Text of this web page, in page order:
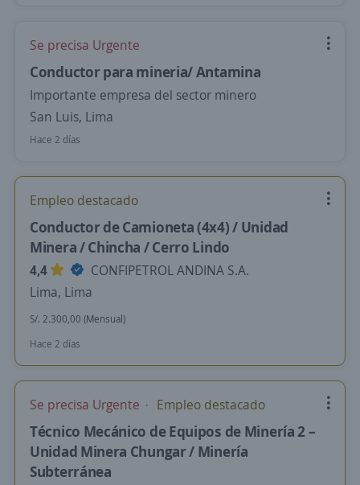
Se precisa Urgente
Conductor para mineria/ Antamina
Importante empresa del sector minero
San Luis, Lima
Hace 2 días
Empleo destacado
Conductor de Camioneta (4x4) / Unidad
Minera / Chincha / Cerro Lindo
4,4
CONFIPETROL ANDINA S.A.
Lima, Lima
S/. 2.300,00 (Mensual)
Hace 2 días
Se precisa Urgente Empleo destacado
Técnico Mecánico de Equipos de Minería 2 –
Unidad Minera Chungar / Minería
Subterránea